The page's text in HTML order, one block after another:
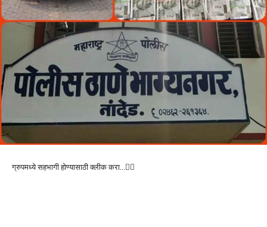
ग्रुपमध्ये सहभागी होण्यासाठी क्लीक करा…👆🏻